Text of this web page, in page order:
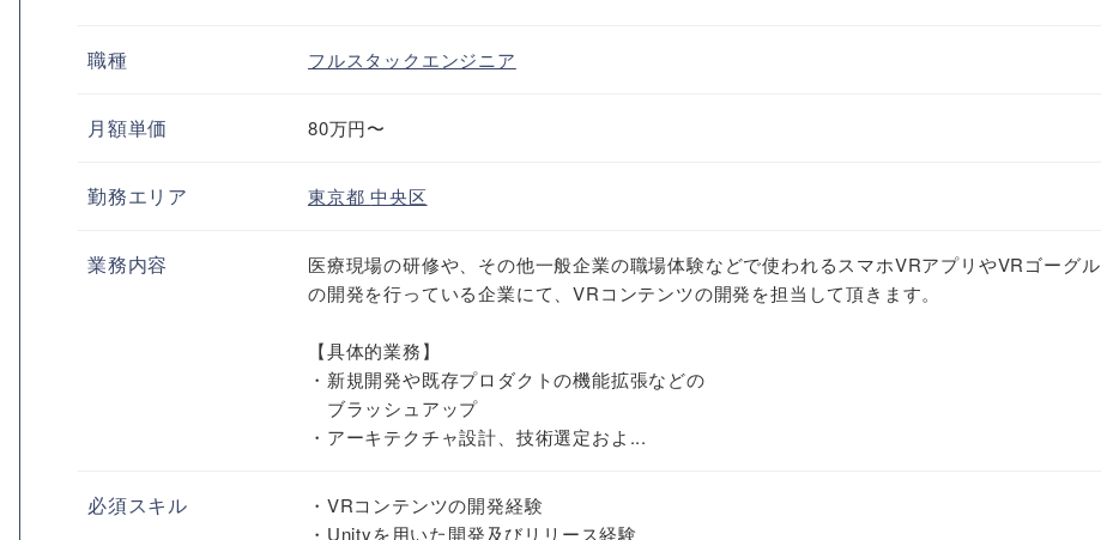
職種 フルスタックエンジニア
月額単価 80万円〜
勤務エリア 東京都中央区
業務内容
医療現場の研修や、その他一般企業の職場体験などで使われるスマホVRアプリやVRゴーグル
の開発を行っている企業にて、VRコンテンツの開発を担当して頂きます。
【具体的業務】
・新規開発や既存プロダクトの機能拡張などの
ブラッシュアップ
・アーキテクチャ設計、技術選定およ...
必須スキル
・VRコンテンツの開発経験
・Unityを用いた開発及びリリース経験